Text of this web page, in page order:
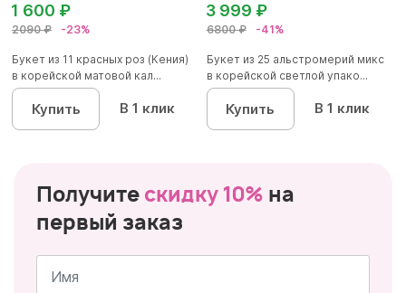
2090 ₽ -23%
1 600 ₽
Букет из 11 красных роз (Кения)
в корейской матовой кал...
Купить В 1 клик
6800 ₽ -41%
3 999 ₽
Букет из 25 альстромерий микс
в корейской светлой упако...
Купить В 1 клик
Получите скидку 10% на
первый заказ